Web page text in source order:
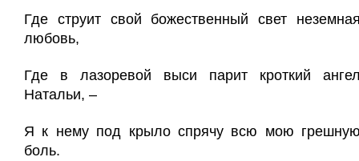
Где струит свой божественный свет
любовь,
Где в лазоревой выси парит кроткий
Натальи, –
Я к нему под крыло спрячу всю мою
боль.